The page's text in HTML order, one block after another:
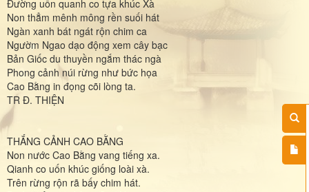
Đường uốn quanh co tựa khúc Xà
Non thẳm mênh mông rền suối hát
Ngàn xanh bát ngát rộn chim ca
Ngườm Ngao dạo động xem cây bạc
Bản Giốc du thuyền ngắm thác ngà
Phong cảnh núi rừng như bức họa
Cao Bằng in đọng cõi lòng ta.
TR Đ. THIỆN
THẮNG CẢNH CAO BẰNG
Non nước Cao Bằng vang tiếng xa.
Qianh co uốn khúc giống loài xà.
Trên rừng rộn rã bấy chim hát.